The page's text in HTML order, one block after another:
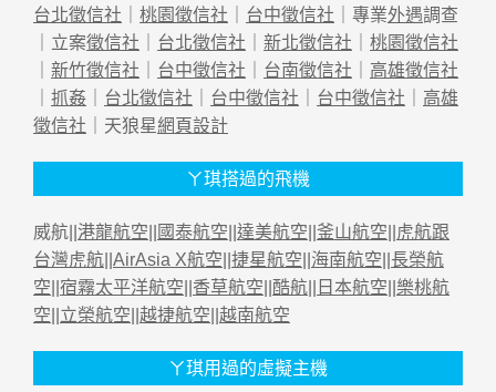
台北徵信社 ｜ 桃園徵信社 ｜ 台中徵信社 ｜專業外遇調查
｜立案徵信社 ｜ 台北徵信社 ｜ 新北徵信社 ｜ 桃園徵信社
｜ 新竹徵信社 ｜ 台中徵信社 ｜ 台南徵信社 ｜ 高雄徵信社
｜ 抓姦 ｜ 台北徵信社 ｜ 台中徵信社 ｜ 台中徵信社 ｜ 高雄
徵信社 ｜天狼星網頁設計
ㄚ琪搭過的飛機
威航|| 港龍航空 國泰航空 達美航空 釜山航空
虎航跟
台灣虎航 AirAsia X航空 捷星航空 海南航空 長榮航
空 宿霧太平洋航空 香草航空 酷航 日本航空 樂桃航
空 立榮航空 越捷航空 越南航空
ㄚ琪用過的虛擬主機